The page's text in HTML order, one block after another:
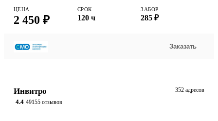
ЦЕНА
2 450 ₽
СРОК
120 ч
ЗАБОР
285 ₽
Заказать
Инвитро
4.4 49155 отзывов
352 адресов